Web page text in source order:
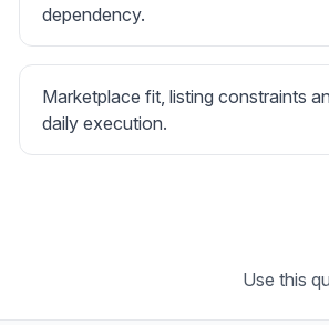
dependency.
Marketplace fit, listing constraints
daily execution.
Use this